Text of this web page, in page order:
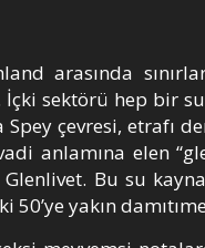
arasında
sektörü hep bir
çevresi, etrafı
anlamına elen
Bu su
50’ye yakın